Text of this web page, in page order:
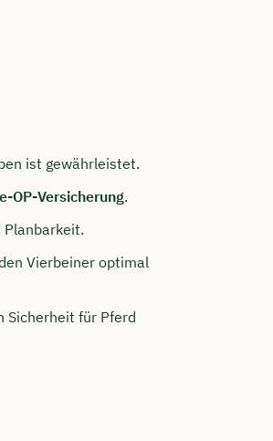
ist gewährleistet.
OP-Versicherung.
Planbarkeit.
Vierbeiner optimal
Sicherheit für Pferd